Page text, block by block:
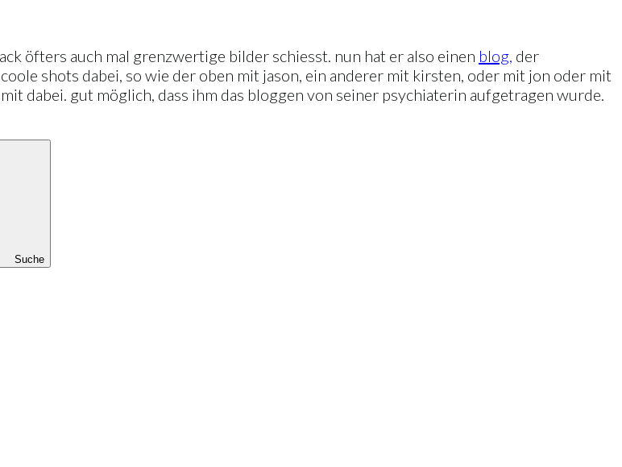
öfters auch mal grenzwertige bilder schiesst. nun hat er also einen blog, der
shots dabei, so wie der oben mit jason, ein anderer mit kirsten, oder mit jon oder mit
dabei. gut möglich, dass ihm das bloggen von seiner psychiaterin aufgetragen wurde.
Suche